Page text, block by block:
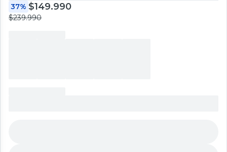
37% $149.990
$239.990